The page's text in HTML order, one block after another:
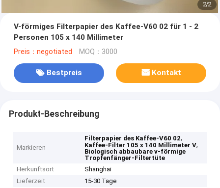
2/2
V-förmiges Filterpapier des Kaffee-V60 02 für 1 - 2
Personen 105 x 140 Millimeter
Preis：negotiated MOQ：3000
Bestpreis Kontakt
Produkt-Beschreibung
Markieren
Filterpapier des Kaffee-V60 02,
Kaffee-Filter 105 x 140 Millimeter V,
Biologisch abbaubare v-förmige
Tropfenfänger-Filtertüte
Herkunftsort
Shanghai
Lieferzeit
15-30 Tage